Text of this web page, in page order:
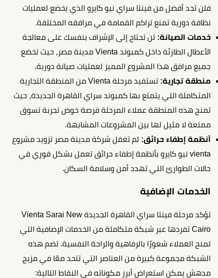
فلن تجد أفضل من فينتا سراي نيو كايرو الذي يخضع لعمليات
نظافة دورية تمنع تراكم القمامة في مرافقه المختلفة.
خدمات الصيانة: لن تحتاج إلى الإشراف بنفسك على معالجة
الأعطال الطارئة داخل كمبوند Vienta مدينة مصر، حيث تخضع
جميع مرافق هذا المشروع المميز لعمليات صيانة دورية.
منطقة تجارية:
تستفيد مرحلة Vienta من المنطقة التجارية
المتكاملة التي يتمتع بها كمبوند سراي القاهرة الجديدة، حيث
تمنح هذه المنطقة عملاء المرحلة فرصة خوض تجربة تسوق
ممتعة لا مثيل لها بين المشروعات المشابهة.
أنظمة إطفاء حرائق: لم تغفل شركة مدينة مصر تزويد مشروع
vienta نيو كايرو بأنظمة إطفاء حرائق تعمل بشكل فوري في
حالات الطوارئ التي تهدد أمن وسلامة السكان.
الخدمات الإضافية
تؤكد مرحلة فينتا سراي القاهرة الجديدة Vienta Sarai New
Cairo تفردها عبر شبكة متكاملة من الخدمات الإضافية التي
تمنح العملاء شعورًا بالرفاهية والراحة النفسية. تضم هذه
الشبكة مجموعة كبيرة من العناصر التي تتحد معًا في مزيج
مدهش يمكن استعراض أبرز مكوناته في النقاط التالية: